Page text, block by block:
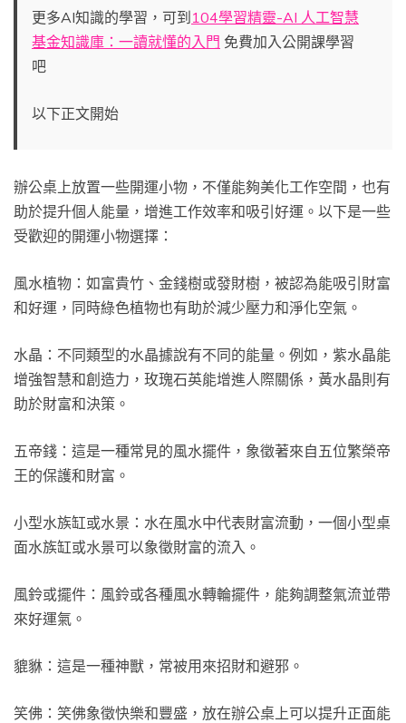
更多AI知識的學習，可到 104學習精靈-AI 人工智慧
基金知識庫：一讀就懂的入門 免費加入公開課學習
吧
以下正文開始
辦公桌上放置一些開運小物，不僅能夠美化工作空間，也有
助於提升個人能量，增進工作效率和吸引好運。以下是一些
受歡迎的開運小物選擇：
風水植物：如富貴竹、金錢樹或發財樹，被認為能吸引財富
和好運，同時綠色植物也有助於減少壓力和淨化空氣。
水晶：不同類型的水晶據說有不同的能量。例如，紫水晶能
增強智慧和創造力，玫瑰石英能增進人際關係，黃水晶則有
助於財富和決策。
五帝錢：這是一種常見的風水擺件，象徵著來自五位繁榮帝
王的保護和財富。
小型水族缸或水景：水在風水中代表財富流動，一個小型桌
面水族缸或水景可以象徵財富的流入。
風鈴或擺件：風鈴或各種風水轉輪擺件，能夠調整氣流並帶
來好運氣。
貔貅：這是一種神獸，常被用來招財和避邪。
笑佛：笑佛象徵快樂和豐盛，放在辦公桌上可以提升正面能